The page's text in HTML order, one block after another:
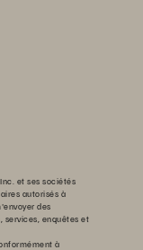
et ses sociétés
autorisés à
des
services, enquêtes et
à